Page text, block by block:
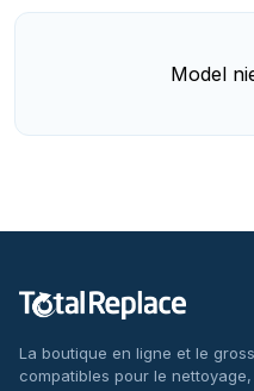
Model
La boutique en ligne et le
compatibles pour le